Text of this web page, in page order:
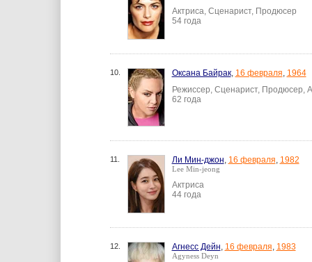
Актриса, Сценарист, Продюсер
54 года
10. Оксана Байрак, 16 февраля, 1964
Режиссер, Сценарист, Продюсер,
62 года
11. Ли Мин-джон, 16 февраля, 1982
Lee Min-jeong
Актриса
44 года
12. Агнесс Дейн, 16 февраля, 1983
Agyness Deyn